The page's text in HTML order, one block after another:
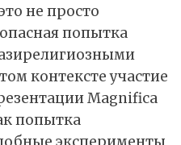
не просто
попытка
контексте участие
Magnifica
попытка